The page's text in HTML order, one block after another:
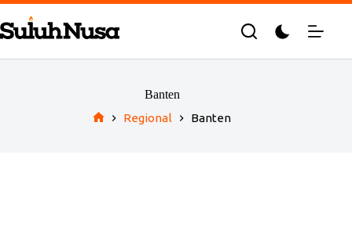
Skip
to
content
Banten
Regional Banten